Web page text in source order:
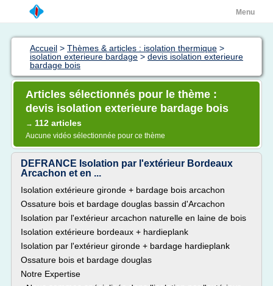
Menu
Accueil > Thèmes & articles : isolation thermique >
isolation exterieure bardage > devis isolation exterieure
bardage bois
Articles sélectionnés pour le thème :
devis isolation exterieure bardage bois
→ 112 articles
Aucune vidéo sélectionnée pour ce thème
DEFRANCE Isolation par l'extérieur Bordeaux
Arcachon et en ...
Isolation extérieure gironde + bardage bois arcachon
Ossature bois et bardage douglas bassin d'Arcachon
Isolation par l'extérieur arcachon naturelle en laine de bois
Isolation extérieure bordeaux + hardieplank
Isolation par l'extérieur gironde + bardage hardieplank
Ossature bois et bardage douglas
Notre Expertise